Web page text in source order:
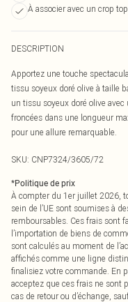
À associer avec un crop top
DESCRIPTION
Apportez une touche
tissu soyeux doré olive à taille
un tissu soyeux doré olive
froncées dans une longueur
pour une allure remarquable.
SKU: CNP7324/3605/72
*Politique de prix
À compter du 1er juillet 2026,
sein de l’UE sont soumises à
remboursables. Ces frais sont
l’importation de biens de
sont calculés au moment de
affichés comme une ligne
finalisiez votre commande. En
acceptez que ces frais ne sont
cas de retour ou d’échange,